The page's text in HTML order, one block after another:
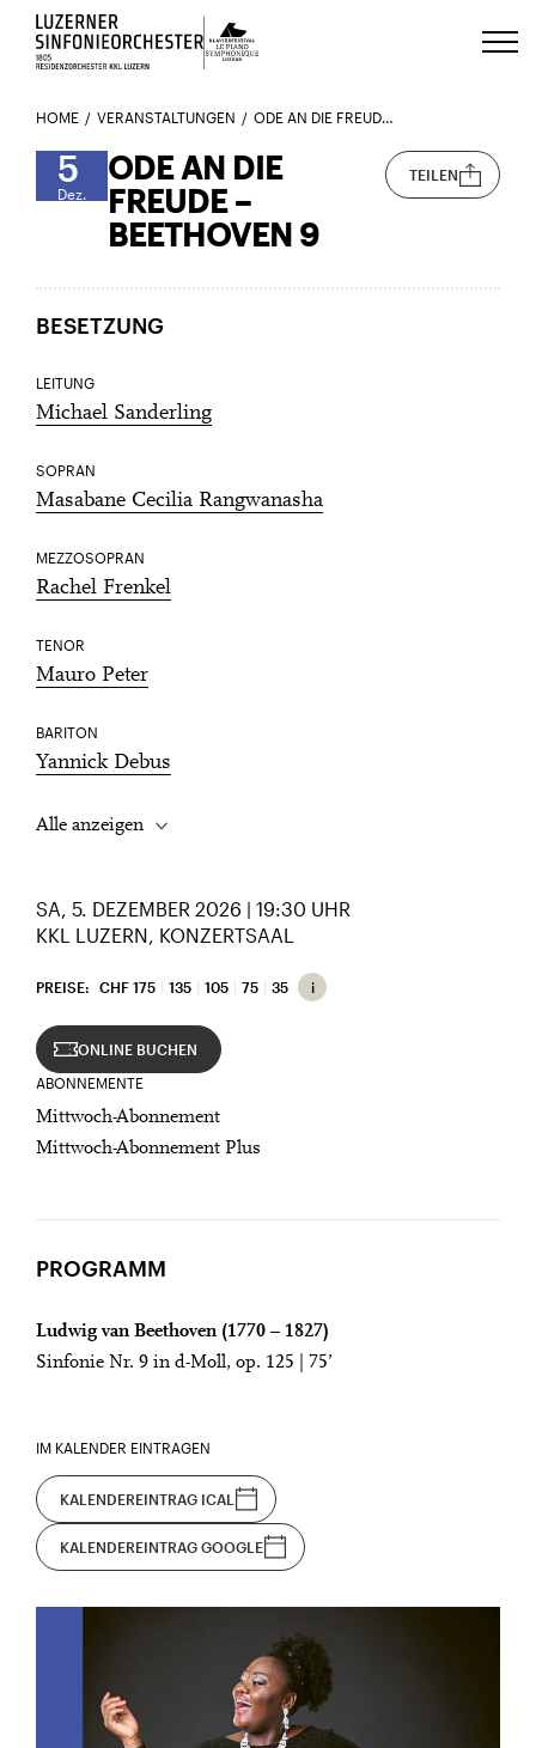
Luzerns Klavierfestival «Le Piano
HOME VERANSTALTUNGEN ODE AN DIE FREUDE – BEETHOVEN 9
5
Dez.
ODE AN DIE
FREUDE –
BEETHOVEN 9
TEILEN
BESETZUNG
LEITUNG
Michael Sanderling
SOPRAN
Masabane Cecilia Rangwanasha
MEZZOSOPRAN
Rachel Frenkel
TENOR
Mauro Peter
BARITON
Yannick Debus
Alle anzeigen
SA, 5. DEZEMBER 2026 | 19:30 UHR
KKL LUZERN, KONZERTSAAL
PREISE: CHF 175 135 105 75 35
ONLINE BUCHEN
ABONNEMENTE
Mittwoch-Abonnement
Mittwoch-Abonnement Plus
PROGRAMM
Ludwig van Beethoven (1770 – 1827)
Sinfonie Nr. 9 in d-Moll, op. 125 | 75’
IM KALENDER EINTRAGEN
KALENDEREINTRAG ICAL
KALENDEREINTRAG GOOGLE